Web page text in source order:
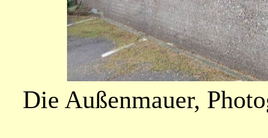
Die Außenmauer,